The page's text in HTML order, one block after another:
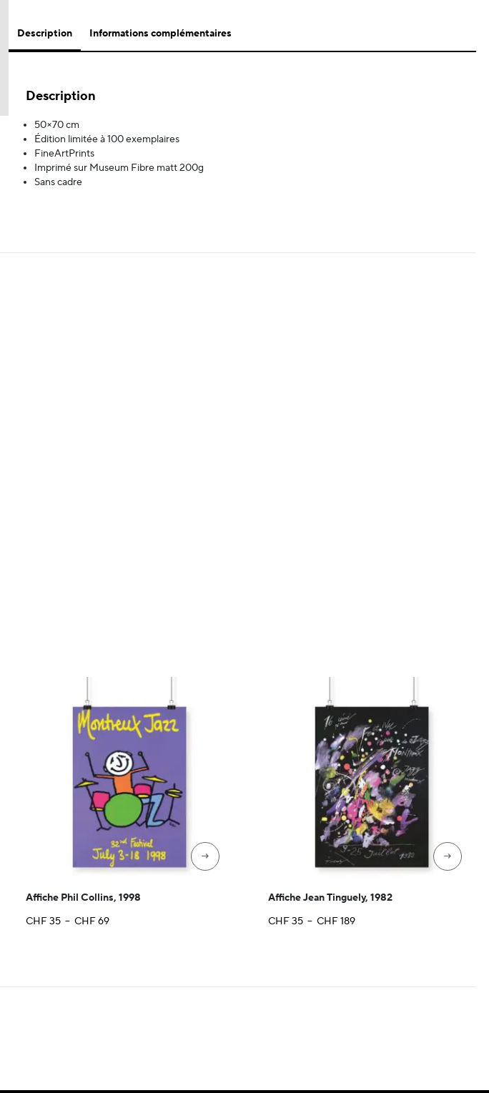
Description Informations complémentaires
Description
50×70 cm
Édition limitée à 100 exemplaires
FineArtPrints
Imprimé sur Museum Fibre matt 200g
Sans cadre
→
Affiche Phil Collins, 1998
CHF35 – CHF69Plage
→
Affiche Jean Tinguely, 1982
CHF35 – CHF189Plage